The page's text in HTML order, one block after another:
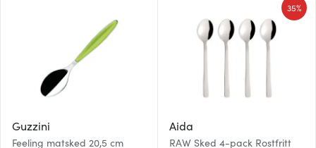
Guzzini
Feeling matsked 20,5 cm
Aida
RAW Sked 4-pack Rostfritt
35%